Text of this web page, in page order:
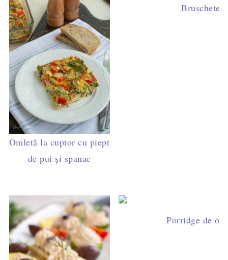
Omletă la cuptor cu piept
de pui și spanac
Bruschete
Porridge de